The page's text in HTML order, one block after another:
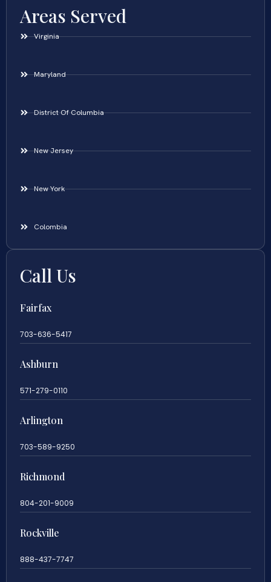
Areas Served
Virginia
Maryland
District Of Columbia
New Jersey
New York
Colombia
Call Us
Fairfax
703-636-5417
Ashburn
571-279-0110
Arlington
703-589-9250
Richmond
804-201-9009
Rockville
888-437-7747